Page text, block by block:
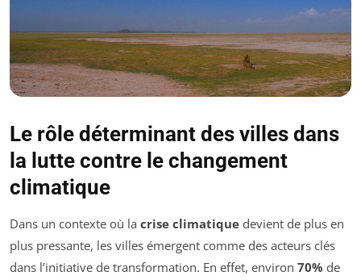
Le rôle déterminant des villes dans
la lutte contre le changement
climatique
Dans un contexte où la crise climatique devient de plus en
plus pressante, les villes émergent comme des acteurs clés
dans l’initiative de transformation. En effet, environ 70% de